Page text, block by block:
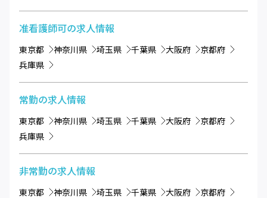
准看護師可の求人情報
東京都 神奈川県 埼玉県 千葉県 大阪府
京都府
兵庫県
常勤の求人情報
東京都 神奈川県 埼玉県 千葉県 大阪府
京都府
兵庫県
非常勤の求人情報
東京都 神奈川県 埼玉県 千葉県 大阪府
京都府